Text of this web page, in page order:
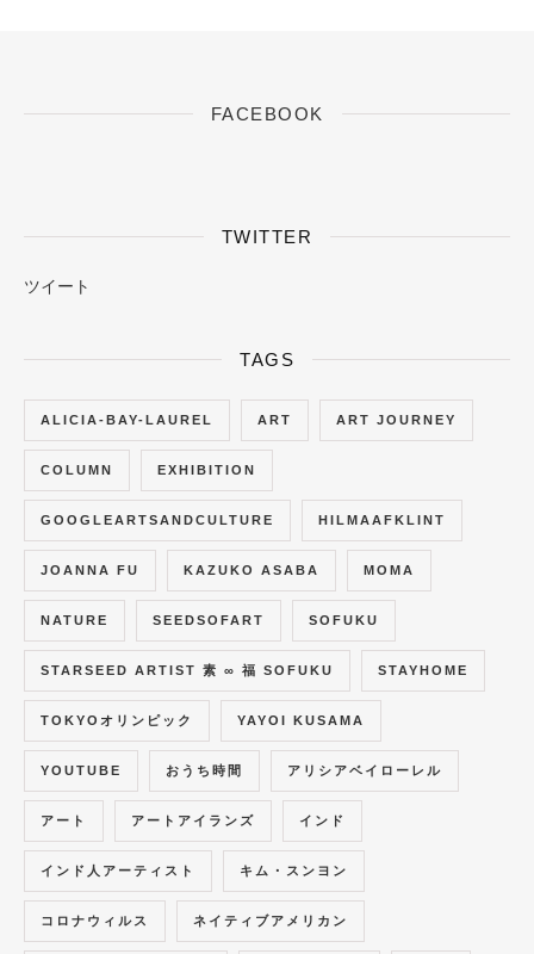
FACEBOOK
TWITTER
ツイート
TAGS
ALICIA-BAY-LAUREL ART ART JOURNEY
COLUMN EXHIBITION
GOOGLEARTSANDCULTURE HILMAAFKLINT
JOANNA FU KAZUKO ASABA MOMA
NATURE SEEDSOFART SOFUKU
STARSEED ARTIST 素 ∞ 福 SOFUKU STAYHOME
TOKYOオリンピック YAYOI KUSAMA
YOUTUBE おうち時間 アリシアベイローレル
アート アートアイランズ インド
インド人アーティスト キム・スンヨン
コロナウィルス ネイティブアメリカン